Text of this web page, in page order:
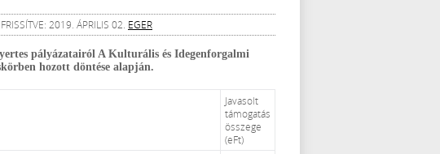
2019. ÁPRILIS 02. EGER
pályázatairól A Kulturális és Idegenforgalmi
hozott döntése alapján.
Javasolt
támogatás
összege
(eFt)